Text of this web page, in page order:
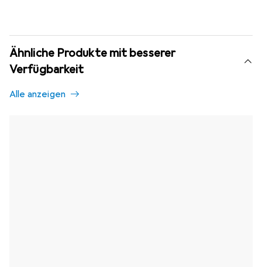
Ähnliche Produkte mit besserer
Verfügbarkeit
Alle anzeigen